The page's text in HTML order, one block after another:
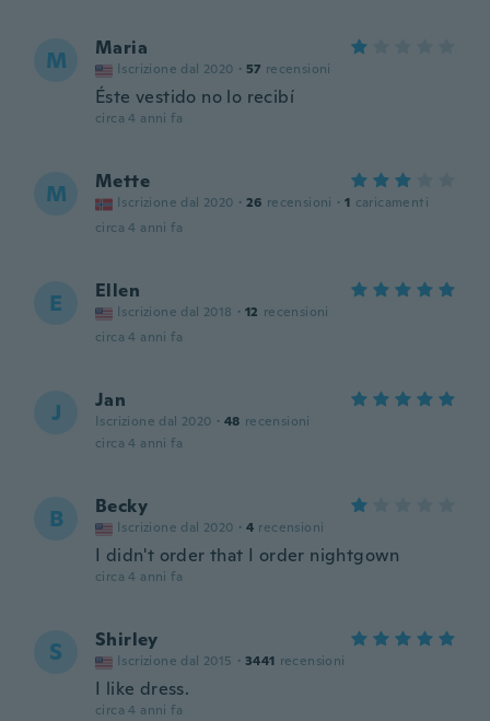
M Maria
Iscrizione dal 2020 · 57 recensioni
Éste vestido no lo recibí
circa 4 anni fa
M Mette
Iscrizione dal 2020 · 26 recensioni · 1 caricamenti
circa 4 anni fa
E Ellen
Iscrizione dal 2018 · 12 recensioni
circa 4 anni fa
J Jan
Iscrizione dal 2020 · 48 recensioni
circa 4 anni fa
B Becky
Iscrizione dal 2020 · 4 recensioni
I didn't order that I order nightgown
circa 4 anni fa
S Shirley
Iscrizione dal 2015 · 3441 recensioni
I like dress.
circa 4 anni fa